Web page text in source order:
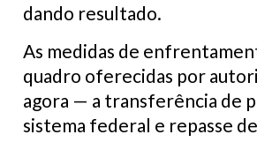
dando resultado.
As medidas de
quadro oferecidas por
agora — a transferência de
sistema federal e repasse